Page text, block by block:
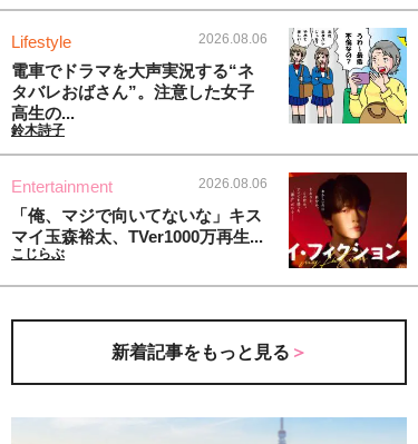
Lifestyle 2026.08.06
電車でドラマを大声実況する“ネ
タバレおばさん”。注意した女子
高生の...
鈴木詩子
Entertainment 2026.08.06
「俺、マジで向いてないな」キス
マイ玉森裕太、TVer1000万再生...
こじらぶ
新着記事をもっと見る